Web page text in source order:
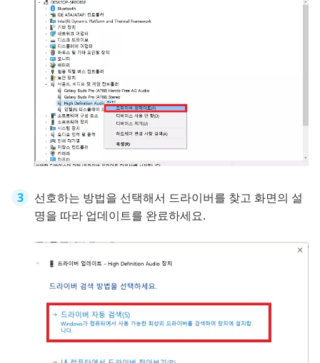
선호하는 방법을 선택해서 드라이버를 찾고 화면의 설
명을 따라 업데이트를 완료하세요.